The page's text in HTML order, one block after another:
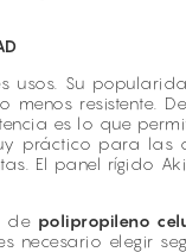
usos. Su
menos resistente.
es lo que
práctico para
El panel rígido
de polipropileno
necesario elegir